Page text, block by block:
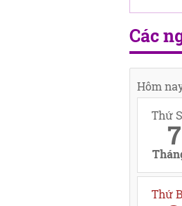
Các
Hôm
Thứ
7
Thứ